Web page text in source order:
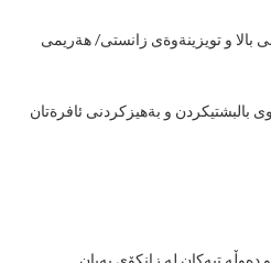
بالا و تويزينةوةى زانستى/ هةريمى
و بةهيزكردنى ئافرةتان
دەوڵه تیەکان لە زانکۆی بەیان